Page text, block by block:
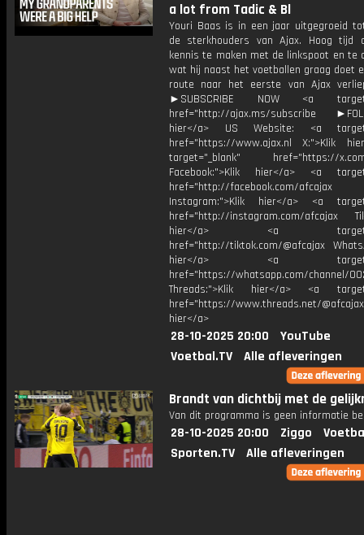
a lot from Tadic & Bl
Youri Baas is in een jaar uitgegroeid
de sterkhouders van Ajax. Hoog tijd
kennis te maken met de linkspoot en te
wat hij naast het voetballen graag doet
route naar het eerste van Ajax
►SUBSCRIBE NOW <a
href="http://ajax.ms/subscribe
hier</a> US Website: <a
href="https://www.ajax.nl X:">Klik
target="_blank" href="https://x.com/
Facebook:">Klik hier</a> <a
href="http://facebook.com/afcajax
Instagram:">Klik hier</a> <a
href="http://instagram.com/afcajax
hier</a> <a
href="http://tiktok.com/@afcajax
hier</a> <a
href="https://whatsapp.com/channel/
Threads:">Klik hier</a> <a
href="https://www.threads.net/
hier</a>
28-10-2025 20:00
YouTube
Voetbal.TV
Alle afleveringen
Brandt van dichtbij met de
Van dit programma is geen informatie
28-10-2025 20:00 Ziggo
Sporten.TV
Alle afleveringen